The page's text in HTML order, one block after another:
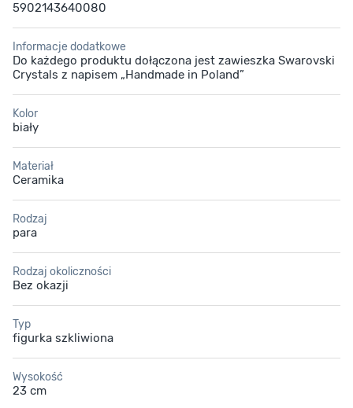
5902143640080
Informacje dodatkowe
Do każdego produktu dołączona jest zawieszka Swarovski
Crystals z napisem „Handmade in Poland”
Kolor
biały
Materiał
Ceramika
Rodzaj
para
Rodzaj okoliczności
Bez okazji
Typ
figurka szkliwiona
Wysokość
23 cm